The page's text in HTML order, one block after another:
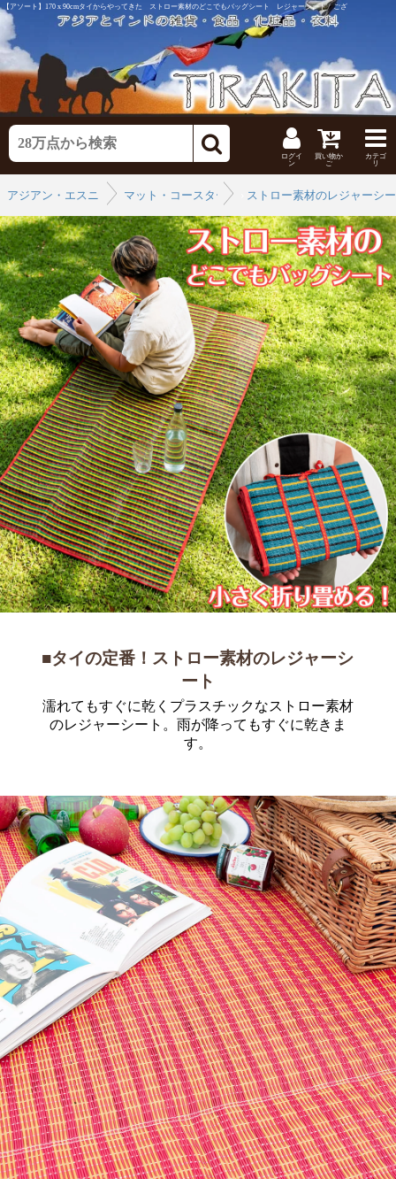
【アソート】170 x 90cmタイからやってきた ストロー素材のどこでもバッグシート レジャーシート ござ
ログイ
ン
買い物か
ご
カテゴ
リ
アジアン・エスニックなインテリア
マット・コースター ストロー素材のレジャーシ
■タイの定番！ストロー素材のレジャーシ
ート
濡れてもすぐに乾くプラスチックなストロー素材
のレジャーシート。雨が降ってもすぐに乾きま
す。